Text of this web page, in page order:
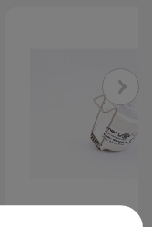
Merrytek MSA070 IR